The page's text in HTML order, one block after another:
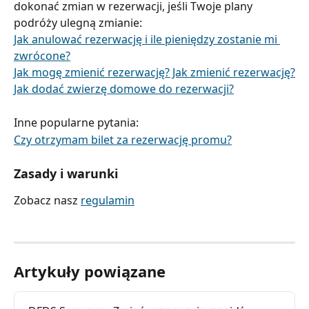
dokonać zmian w rezerwacji, jeśli Twoje plany
podróży ulegną zmianie:
Jak anulować rezerwację i ile pieniędzy zostanie mi
zwrócone?
Jak mogę zmienić rezerwację? Jak zmienić rezerwację?
Jak dodać zwierzę domowe do rezerwacji?
Inne popularne pytania:
Czy otrzymam bilet za rezerwację promu?
Zasady i warunki
Zobacz nasz regulamin
Artykuły powiązane